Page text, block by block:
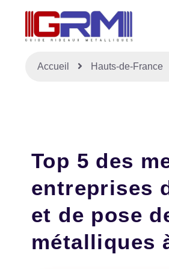
Accueil Hauts-de-France
Top 5 des
entreprises
et de pose
métalliques